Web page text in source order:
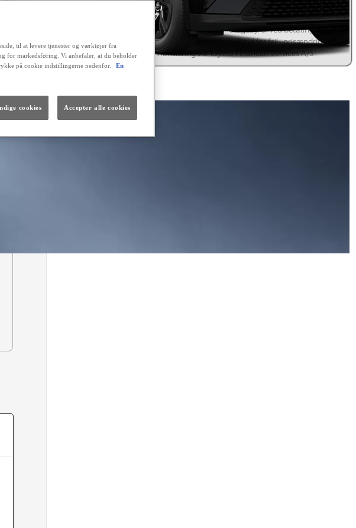
lives on.
I alt tilbagebetales kr. 236.384,64. Positiv kreditgodkendelse og ingen
registrering hos RKI forudsættes. Kaskoforsikring er obligatorisk. Der er
fortrydelsesret på lånet. Ingen løbende mdl. gebyrer ved betaling via en
automatisk betalingstjeneste. Vi tager forbehold for fejl, prisændringer
og renteforhøjelser. Finansiering via Toyota Financial Services A/S.
Månedlig finansiering
til at levere tjenester og værktøjer fra
for markedsføring. Vi anbefaler, at du beholder
på cookie indstillingerne nedenfor.
En
cookies Accepter alle cookies